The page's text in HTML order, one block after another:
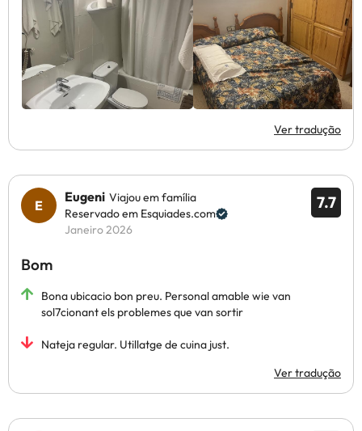
Ver tradução
7.7
Eugeni Viajou em família
Reservado em Esquiades.com
Janeiro 2026
Bom
Bona ubicacio bon preu. Personal amable wie van
sol7cionant els problemes que van sortir
Nateja regular. Utillatge de cuina just.
Ver tradução